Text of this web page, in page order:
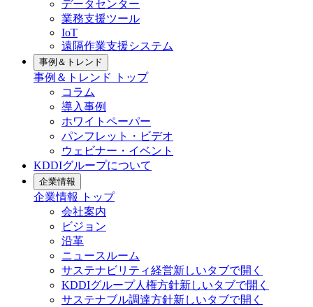
データセンター
業務支援ツール
IoT
遠隔作業支援システム
事例＆トレンド
事例＆トレンド
トップ
コラム
導入事例
ホワイトペーパー
パンフレット・ビデオ
ウェビナー・イベント
KDDIグループについて
企業情報
企業情報
トップ
会社案内
ビジョン
沿革
ニュースルーム
サステナビリティ経営新しいタブで開く
KDDIグループ人権方針新しいタブで開く
サステナブル調達方針新しいタブで開く